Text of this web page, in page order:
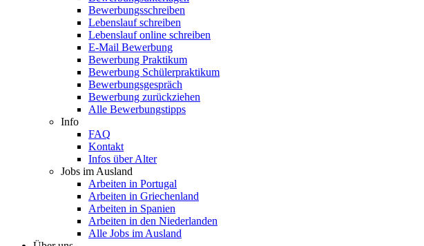
Bewerbungsschreiben
Lebenslauf schreiben
Lebenslauf online schreiben
E-Mail Bewerbung
Bewerbung Praktikum
Bewerbung Schülerpraktikum
Bewerbungsgespräch
Bewerbung zurückziehen
Alle Bewerbungstipps
Info
FAQ
Kontakt
Infos über Alter
Jobs im Ausland
Arbeiten in Portugal
Arbeiten in Griechenland
Arbeiten in Spanien
Arbeiten in den Niederlanden
Alle Jobs im Ausland